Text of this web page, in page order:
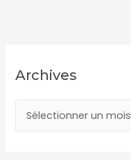
et
chatons
Archives